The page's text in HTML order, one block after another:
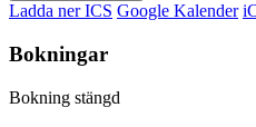
Ladda ner ICS Google Kalender
Bokningar
Bokning stängd